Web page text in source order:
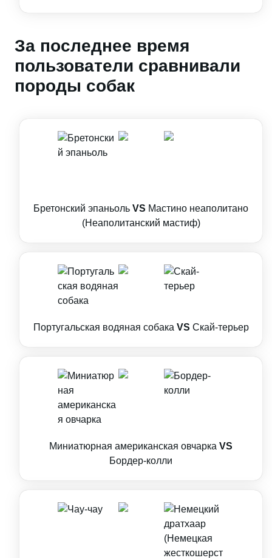
За последнее время
пользователи сравнивали
породы собак
Бретонский эпаньоль VS Мастино неаполитано
(Неаполитанский мастиф)
Португальская водяная собака VS Скай-терьер
Миниатюрная американская овчарка VS
Бордер-колли